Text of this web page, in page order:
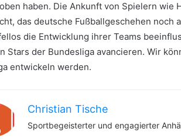
haben. Die Ankunft von Spielern wie
das deutsche Fußballgeschehen noch
die Entwicklung ihrer Teams
Stars der Bundesliga avancieren. Wir
entwickeln werden.
Christian Tische
Sportbegeisterter und engagierter